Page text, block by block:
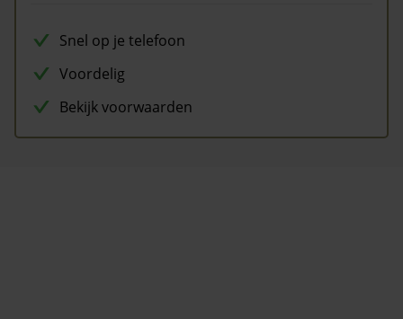
Snel op je telefoon
Voordelig
Bekijk voorwaarden